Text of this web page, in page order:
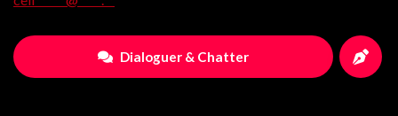
Dialoguer & Chatter